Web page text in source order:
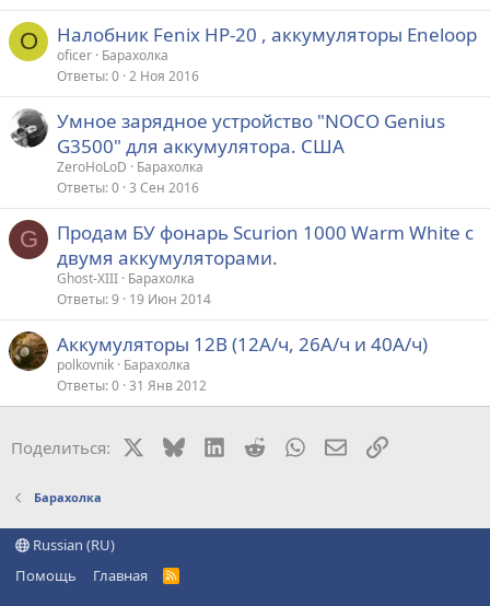
O Налобник Fenix HP-20 , аккумуляторы Eneloop
oficer Барахолка
Ответы 0 2 Ноя 2016
Умное зарядное устройство "NOCO Genius
G3500" для аккумулятора. США
ZeroHoLoD
Барахолка
Ответы 0 3 Сен 2016
G
Продам БУ фонарь Scurion 1000 Warm White с
двумя аккумуляторами.
Ghost-XIII Барахолка
Ответы 9 19 Июн 2014
Аккумуляторы 12В (12А/ч, 26А/ч и 40А/ч)
polkovnik Барахолка
Ответы 0 31 Янв 2012
Поделиться: BlueskyLinkedIn
RedditWhatsAppЭлектронная
Ссылка
Барахолка
Russian (RU)
Помощь
Главная
R